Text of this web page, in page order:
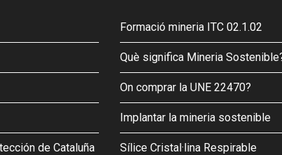
de Cataluña
Formació mineria ITC 02.1.02
Què significa Mineria
On comprar la UNE 22470?
Implantar la mineria sostenible
Sílice Cristal·lina Respirable